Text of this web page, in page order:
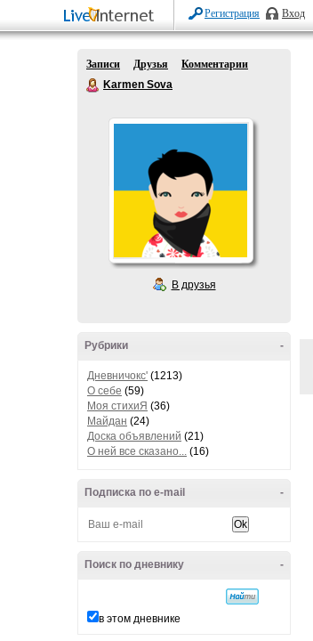
Регистрация Вход
Записи Друзья
Комментарии
Karmen Sova
В друзья
-
Рубрики
Дневничокс' (1213)
О себе (59)
Моя стихиЯ (36)
Майдан (24)
Доска объявлений (21)
О ней все сказано... (16)
-
Подписка по e-mail
-
Поиск по дневнику
в этом дневнике